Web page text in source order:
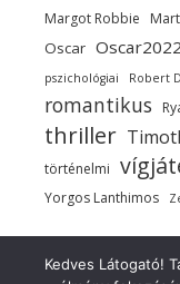
Margot Robbie
Oscar Oscar2022
pszichológiai Robert
romantikus
thriller
történelmi
Yorgos Lanthimos
Kedves Látogató!